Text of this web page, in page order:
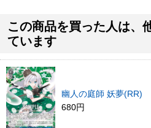
この商品を買った人は、
ています
幽人の庭師 妖夢(RR)
680円